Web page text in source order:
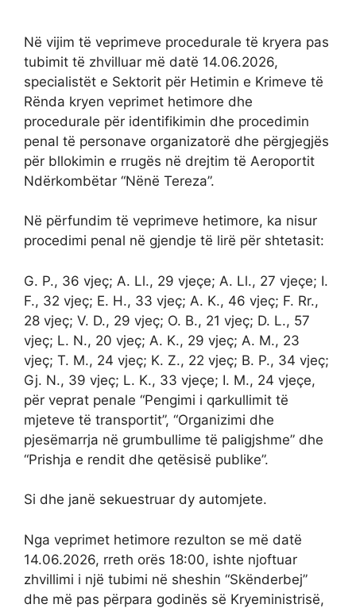
Në vijim të veprimeve procedurale të kryera pas
tubimit të zhvilluar më datë 14.06.2026,
specialistët e Sektorit për Hetimin e Krimeve të
Rënda kryen veprimet hetimore dhe
procedurale për identifikimin dhe procedimin
penal të personave organizatorë dhe përgjegjës
për bllokimin e rrugës në drejtim të Aeroportit
Ndërkombëtar “Nënë Tereza”.
Në përfundim të veprimeve hetimore, ka nisur
procedimi penal në gjendje të lirë për shtetasit:
G. P., 36 vjeç; A. Ll., 29 vjeçe; A. Ll., 27 vjeçe; I.
F., 32 vjeç; E. H., 33 vjeç; A. K., 46 vjeç; F. Rr.,
28 vjeç; V. D., 29 vjeç; O. B., 21 vjeç; D. L., 57
vjeç; L. N., 20 vjeç; A. K., 29 vjeç; A. M., 23
vjeç; T. M., 24 vjeç; K. Z., 22 vjeç; B. P., 34 vjeç;
Gj. N., 39 vjeç; L. K., 33 vjeçe; I. M., 24 vjeçe,
për veprat penale “Pengimi i qarkullimit të
mjeteve të transportit”, “Organizimi dhe
pjesëmarrja në grumbullime të paligjshme” dhe
“Prishja e rendit dhe qetësisë publike”.
Si dhe janë sekuestruar dy automjete.
Nga veprimet hetimore rezulton se më datë
14.06.2026, rreth orës 18:00, ishte njoftuar
zhvillimi i një tubimi në sheshin “Skënderbej”
dhe më pas përpara godinës së Kryeministrisë,